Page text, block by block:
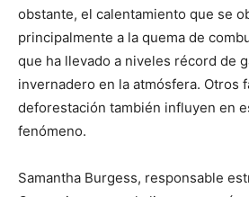
obstante, el calentamiento que se
principalmente a la quema de
que ha llevado a niveles récord de
invernadero en la atmósfera. Otros
deforestación también influyen en
fenómeno.
Samantha Burgess, responsable